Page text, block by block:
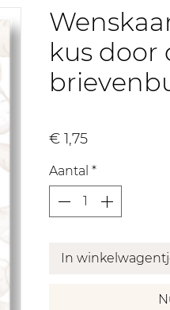
kus door
€ 1,75Prijs
Aantal *
In